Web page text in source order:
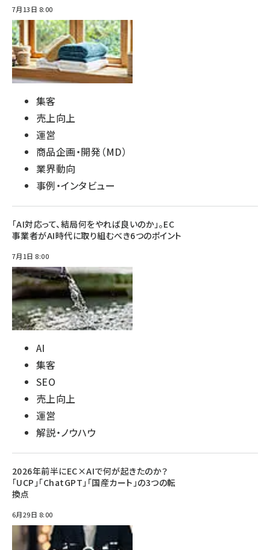
7月13日 8:00
集客
売上向上
運営
商品企画・開発（MD）
業界動向
事例・インタビュー
「AI対応って、結局何をやれば良いのか」。EC
事業者がAI時代に取り組むべき6つのポイント
7月1日 8:00
AI
集客
SEO
売上向上
運営
解説・ノウハウ
2026年前半にEC×AIで何が起きたのか？
「UCP」「ChatGPT」「国産カート」の3つの転
換点
6月29日 8:00